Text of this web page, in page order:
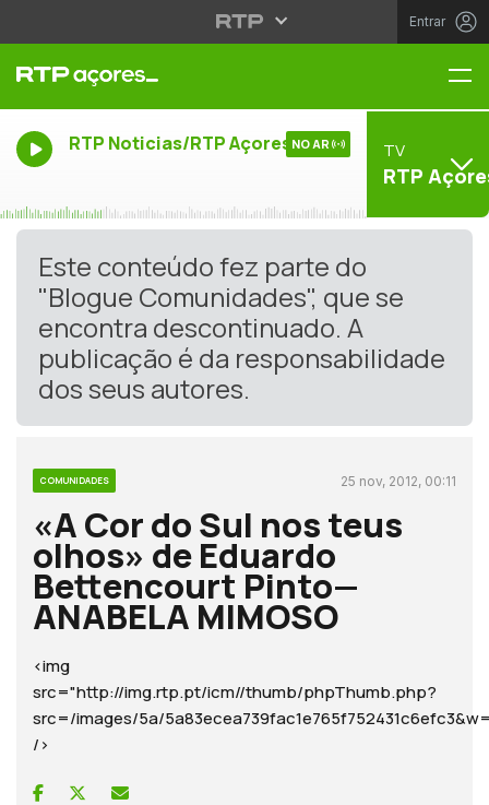
Entrar
RTP Noticias/RTP Açores NO AR TV
RTP
Este conteúdo fez parte do
"Blogue Comunidades", que se
encontra descontinuado. A
publicação é da responsabilidade
dos seus autores.
COMUNIDADES 25 nov, 2012, 00:11
«A Cor do Sul nos teus
olhos» de Eduardo
Bettencourt Pinto—
ANABELA MIMOSO
<img
src="http://img.rtp.pt/icm//thumb/phpThumb.php?
src=/images/5a/
/>